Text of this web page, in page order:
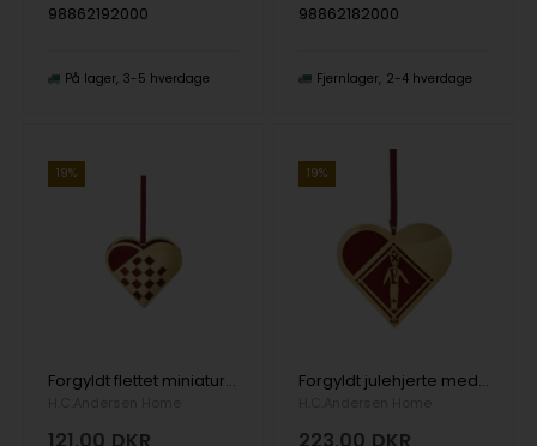
98862192000
På lager 3-5 hverdage
98862182000
Fjernlager 2-4 hverdage
19%
Forgyldt flettet miniature julehjerte med rødt filt, str. XS
19%
Forgyldt julehjerte med Soldat, 80 x 85 mm